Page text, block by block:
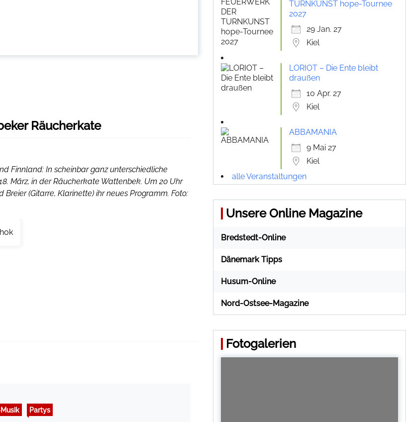
Räucherkate
Finnland: In scheinbar ganz unterschiedliche
März, in der Räucherkate Wattenbek. Um 20 Uhr
(Gitarre, Klarinette) ihr neues Programm. Foto:
Partys
TURNKUNST hope-Tournee
2027
29 Jan. 27
Kiel
LORIOT – Die Ente bleibt
draußen
10 Apr. 27
Kiel
ABBAMANIA
9 Mai 27
Kiel
alle Veranstaltungen
Unsere Online Magazine
Bredstedt-Online
Dänemark Tipps
Husum-Online
Nord-Ostsee-Magazine
Fotogalerien